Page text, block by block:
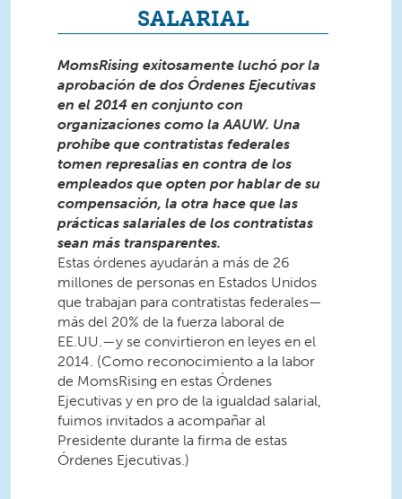
SALARIAL
MomsRising exitosamente luchó por la
aprobación de dos Órdenes Ejecutivas
en el 2014 en conjunto con
organizaciones como la AAUW. Una
prohíbe que contratistas federales
tomen represalias en contra de los
empleados que opten por hablar de su
compensación, la otra hace que las
prácticas salariales de los contratistas
sean más transparentes.
Estas órdenes ayudarán a más de 26
millones de personas en Estados Unidos
que trabajan para contratistas federales—
más del 20% de la fuerza laboral de
EE.UU.—y se convirtieron en leyes en el
2014. (Como reconocimiento a la labor
de MomsRising en estas Órdenes
Ejecutivas y en pro de la igualdad salarial,
fuimos invitados a acompañar al
Presidente durante la firma de estas
Órdenes Ejecutivas.)